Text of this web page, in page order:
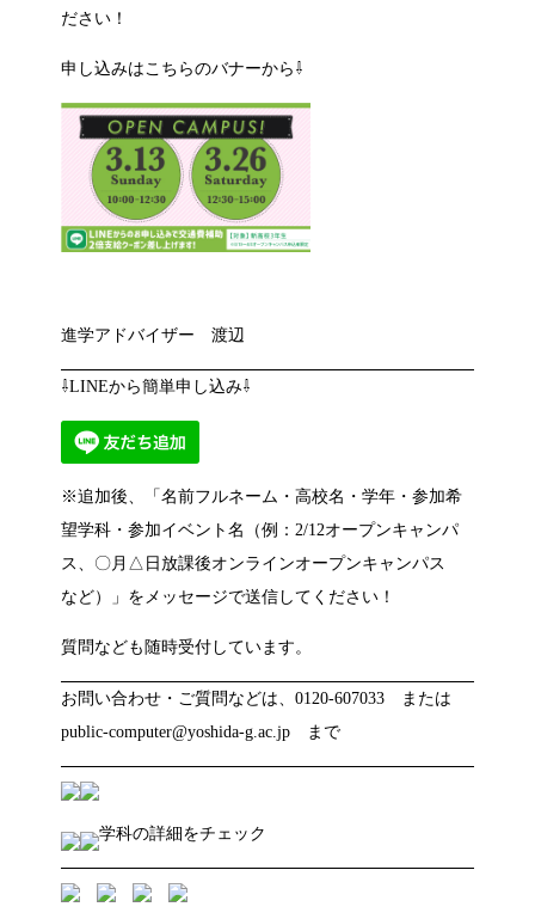
ださい！
申し込みはこちらのバナーから⇩
進学アドバイザー 渡辺
⇩LINEから簡単申し込み⇩
※追加後、「名前フルネーム・高校名・学年・参加希
望学科・参加イベント名（例：2/12オープンキャンパ
ス、〇月△日放課後オンラインオープンキャンパス
など）」をメッセージで送信してください！
質問なども随時受付しています。
お問い合わせ・ご質問などは、0120-607033 または
public-computer@yoshida-g.ac.jp まで
学科の詳細をチェック